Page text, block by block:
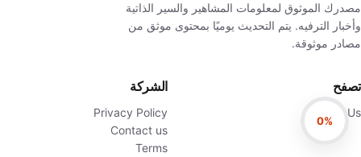
مصدرك الموثوق لمعلومات المشاهير والسير الذاتية
وأخبار الترفيه. يتم التحديث يوميًا بمحتوى موثق من
مصادر موثوقة.
تصفح
About Us
الشركة
Privacy Policy
Contact us
Terms
0%